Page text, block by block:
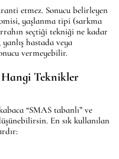
etmez. Sonucu belirleyen
yaşlanma tipi (sarkma
seçtiği tekniği ne kadar
hastada veya
vermeyebilir.
Teknikler
“SMAS tabanlı” ve
En sık kullanılan